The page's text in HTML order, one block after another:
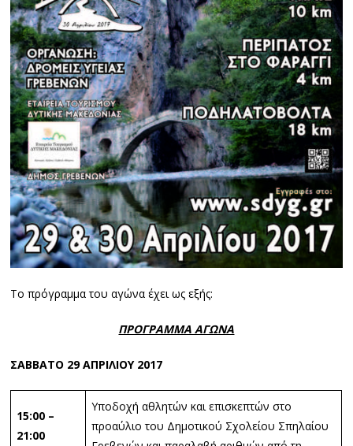
Το πρόγραμμα του αγώνα έχει ως εξής:
ΠΡΟΓΡΑΜΜΑ ΑΓΩΝΑ
ΣΑΒΒΑΤΟ 29 ΑΠΡΙΛΙΟΥ 2017
15:00 –
21:00
Υποδοχή αθλητών και επισκεπτών στο
προαύλιο του Δημοτικού Σχολείου Σπηλαίου